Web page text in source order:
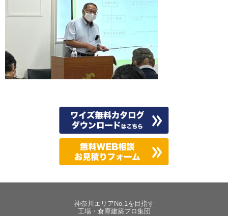
神奈川エリアNo.1を目指す
工場・倉庫建築プロ集団